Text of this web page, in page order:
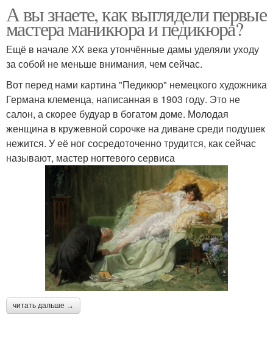
А вы знаете, как выглядели первые
мастера маникюра и педикюра?
Ещё в начале ХХ века утончённые дамы уделяли уходу
за собой не меньше внимания, чем сейчас.
Вот перед нами картина "Педикюр" немецкого художника
Германа клеменца, написанная в 1903 году. Это не
салон, а скорее будуар в богатом доме. Молодая
женщина в кружевной сорочке на диване среди подушек
нежится. У её ног сосредоточенно трудится, как сейчас
называют, мастер ногтевого сервиса
читать дальше →